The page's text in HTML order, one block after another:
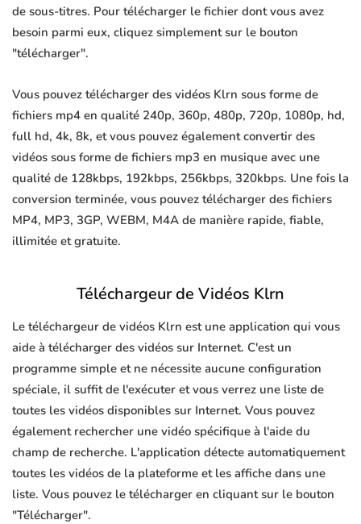
de sous-titres. Pour télécharger le fichier dont vous avez
besoin parmi eux, cliquez simplement sur le bouton
"télécharger".
Vous pouvez télécharger des vidéos Klrn sous forme de
fichiers mp4 en qualité 240p, 360p, 480p, 720p, 1080p, hd,
full hd, 4k, 8k, et vous pouvez également convertir des
vidéos sous forme de fichiers mp3 en musique avec une
qualité de 128kbps, 192kbps, 256kbps, 320kbps. Une fois la
conversion terminée, vous pouvez télécharger des fichiers
MP4, MP3, 3GP, WEBM, M4A de manière rapide, fiable,
illimitée et gratuite.
Téléchargeur de Vidéos Klrn
Le téléchargeur de vidéos Klrn est une application qui vous
aide à télécharger des vidéos sur Internet. C'est un
programme simple et ne nécessite aucune configuration
spéciale, il suffit de l'exécuter et vous verrez une liste de
toutes les vidéos disponibles sur Internet. Vous pouvez
également rechercher une vidéo spécifique à l'aide du
champ de recherche. L'application détecte automatiquement
toutes les vidéos de la plateforme et les affiche dans une
liste. Vous pouvez le télécharger en cliquant sur le bouton
"Télécharger".